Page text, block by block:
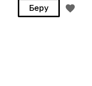
Беру